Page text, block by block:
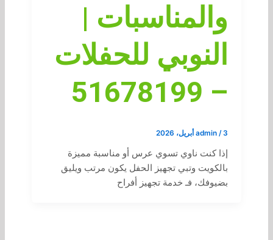
والمناسبات |
النوبي للحفلات
– 51678199
admin /3 أبريل، 2026
إذا كنت ناوي تسوي عرس أو مناسبة مميزة
بالكويت وتبي تجهيز الحفل يكون مرتب ويليق
بضيوفك، فـ خدمة تجهيز أفراح